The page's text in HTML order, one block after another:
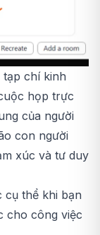
tạp chí kinh
họp trực
của người
con người
xúc và tư duy
cụ thể khi bạn
cho công việc